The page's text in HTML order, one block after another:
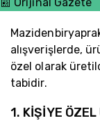
alışverişlerde,
özel olarak
tabidir.
1. KİŞİYE